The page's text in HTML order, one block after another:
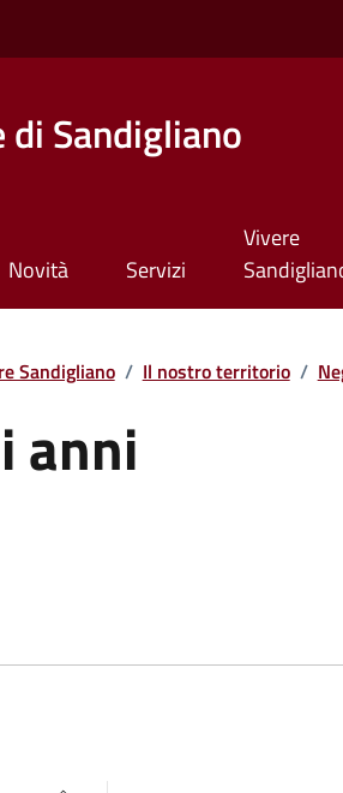
di Sandigliano
Novità Servizi
Vivere
Sandigliano / Il nostro territorio /
anni